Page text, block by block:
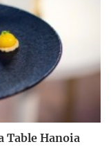
Table Hanoia